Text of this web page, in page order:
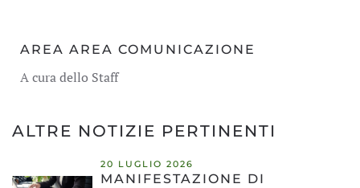
AREA AREA COMUNICAZIONE
A cura dello Staff
ALTRE NOTIZIE PERTINENTI
20 LUGLIO 2026
MANIFESTAZIONE DI